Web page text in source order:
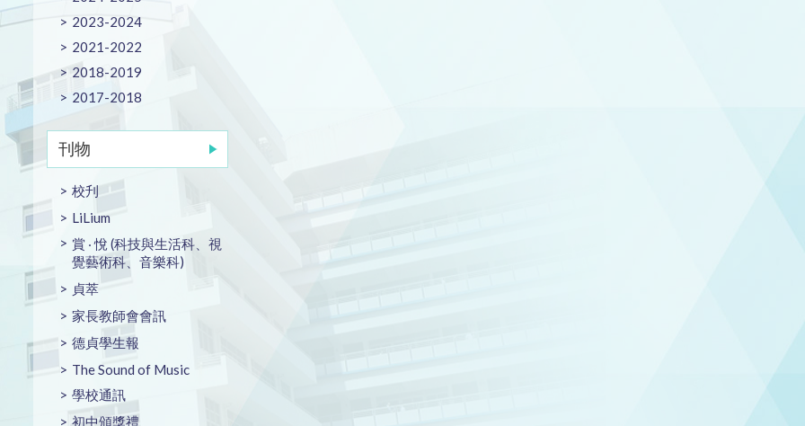
2023-2024
2021-2022
2018-2019
2017-2018
刊物
校刋
LiLium
賞 ‧ 悅 (科技與生活科、視
覺藝術科、音樂科)
貞萃
家長教師會會訊
德貞學生報
The Sound of Music
學校通訊
初中頒獎禮